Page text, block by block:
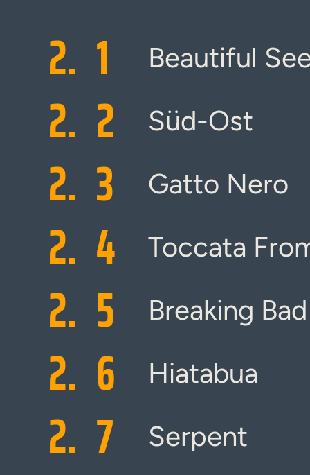
2. 1 Beautiful
2. 2 Süd-Ost
2. 3 Gatto Nero
2. 4 Toccata
2. 5 Breaking Bad
2. 6 Hiatabua
2. 7 Serpent